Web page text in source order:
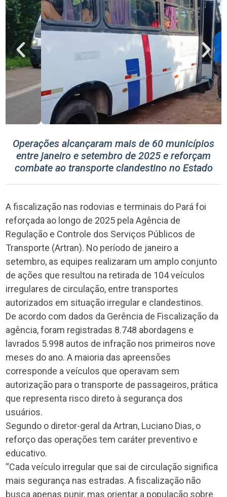
Operações alcançaram mais de 60 municípios
entre janeiro e setembro de 2025 e reforçam
combate ao transporte clandestino no Estado
A fiscalização nas rodovias e terminais do Pará foi
reforçada ao longo de 2025 pela Agência de
Regulação e Controle dos Serviços Públicos de
Transporte (Artran). No período de janeiro a
setembro, as equipes realizaram um amplo conjunto
de ações que resultou na retirada de 104 veículos
irregulares de circulação, entre transportes
autorizados em situação irregular e clandestinos.
De acordo com dados da Gerência de Fiscalização da
agência, foram registradas 8.748 abordagens e
lavrados 5.998 autos de infração nos primeiros nove
meses do ano. A maioria das apreensões
corresponde a veículos que operavam sem
autorização para o transporte de passageiros, prática
que representa risco direto à segurança dos
usuários.
Segundo o diretor-geral da Artran, Luciano Dias, o
reforço das operações tem caráter preventivo e
educativo.
“Cada veículo irregular que sai de circulação significa
mais segurança nas estradas. A fiscalização não
busca apenas punir, mas orientar a população sobre